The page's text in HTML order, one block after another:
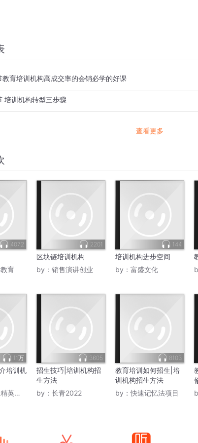
教育培训机构高成交率的会销必学的好课
培训机构转型三步骤
查看更多
4072
育
2201
区块链培训机构
by： 销售演讲创业
144
培训机构进步空间
by： 富盛文化
11万
培训机
讲堂
3605
招生技巧|培训机构招
生方法
by： 长青2022
8103
教育培训如何招生|培
训机构招生方法
by：快速记忆法项目